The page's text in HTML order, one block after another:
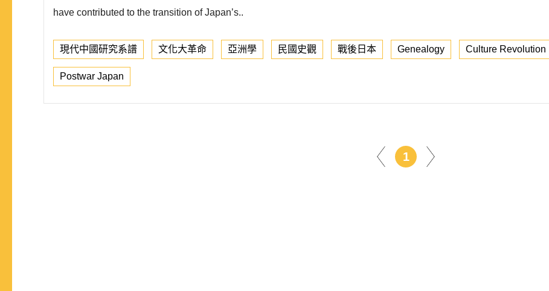
have contributed to the transition of Japan’s..
現代中國研究系譜 文化大革命 亞洲學 民國史觀 戰後日本 Genealogy Culture Revolution
Postwar Japan
1